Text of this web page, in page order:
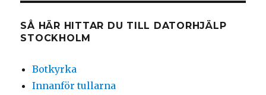
SÅ HÄR HITTAR DU TILL DATORHJÄLP
STOCKHOLM
Botkyrka
Innanför tullarna